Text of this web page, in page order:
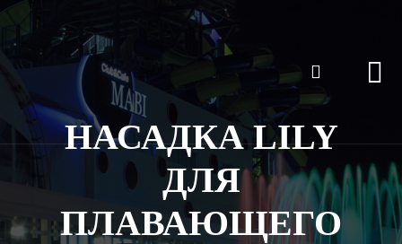
НАСАДКА LILY
ДЛЯ
ПЛАВАЮЩЕГО